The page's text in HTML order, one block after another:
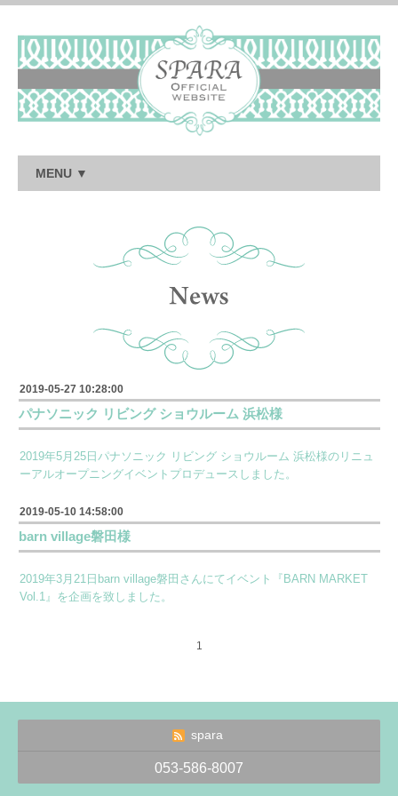
MENU ▼
2019-05-27 10:28:00
パナソニック リビング ショウルーム 浜松様
2019年5月25日パナソニック リビング ショウルーム 浜松様のリニュ
ーアルオープニングイベントプロデュースしました。
2019-05-10 14:58:00
barn village磐田様
2019年3月21日barn village磐田さんにてイベント『BARN MARKET
Vol.1』を企画を致しました。
1
spara
053-586-8007